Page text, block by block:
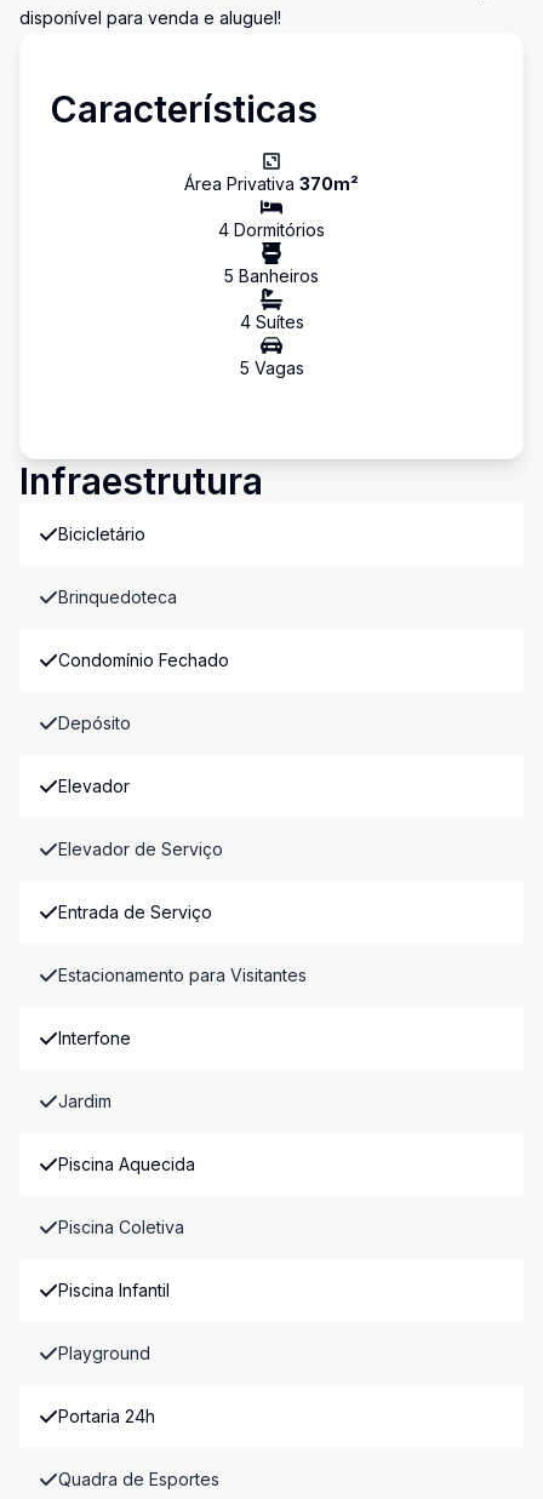
disponível para venda e aluguel!
Características
Área Privativa 370m²
4 Dormitórios
5 Banheiros
4Suítes
5 Vagas
Infraestrutura
Bicicletário
Brinquedoteca
Condomínio Fechado
Depósito
Elevador
Elevador de Serviço
Entrada de Serviço
Estacionamento para Visitantes
Interfone
Jardim
Piscina Aquecida
Piscina Coletiva
Piscina Infantil
Playground
Portaria 24h
Quadra de Esportes